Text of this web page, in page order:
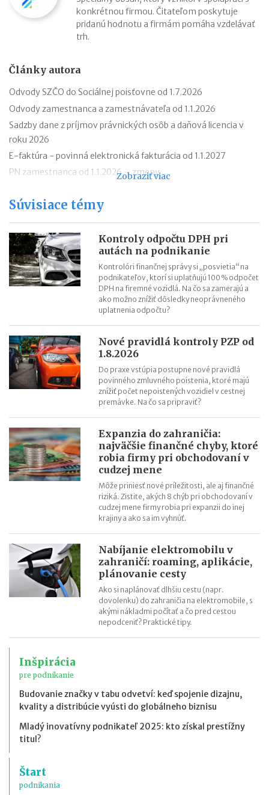
konkrétnou firmou. Čitateľom poskytuje
pridanú hodnotu a firmám pomáha vzdelávať
trh.
Články autora
Odvody SZČO do Sociálnej poisťovne od 1.7.2026
Odvody zamestnanca a zamestnávateľa od 1.1.2026
Sadzby dane z príjmov právnických osôb a daňová licencia v
roku 2026
E-faktúra - povinná elektronická fakturácia od 1.1.2027
PN zamestnanca od 1.1.2026 – zmeny
Transakčná daň v kocke
Podvojné účtovníctvo: čo to je a kto ho musí viesť
Daňové priznanie živnostníka za rok 2024
Registrácia na DPH od roku 2025: praktické príklady
Zobraziť viac
Súvisiace témy
Kontroly odpočtu DPH pri
autách na podnikanie
Kontrolóri finančnej správy si „posvietia“ na
podnikateľov, ktorí si uplatňujú 100 % odpočet
DPH na firemné vozidlá. Na čo sa zamerajú a
ako možno znížiť dôsledky neoprávneného
uplatnenia odpočtu?
Nové pravidlá kontroly PZP od
1.8.2026
Do praxe vstúpia postupne nové pravidlá
povinného zmluvného poistenia, ktoré majú
znížiť počet nepoistených vozidiel v cestnej
premávke. Na čo sa pripraviť?
Expanzia do zahraničia:
najväčšie finančné chyby, ktoré
robia firmy pri obchodovaní v
cudzej mene
Môže priniesť nové príležitosti, ale aj finančné
riziká. Zistite, akých 8 chýb pri obchodovaní v
cudzej mene firmy robia pri expanzii do inej
krajiny a ako sa im vyhnúť.
Nabíjanie elektromobilu v
zahraničí: roaming, aplikácie,
plánovanie cesty
Ako si naplánovať dlhšiu cestu (napr.
dovolenku) do zahraničia na elektromobile, s
akými nákladmi počítať a čo pred cestou
nepodceniť? Praktické tipy.
Inšpirácia
pre podnikanie
Budovanie značky v tabu odvetví: keď spojenie dizajnu,
kvality a distribúcie vyústi do globálneho biznisu
Mladý inovatívny podnikateľ 2025: kto získal prestížny
titul?
Štart
podnikania